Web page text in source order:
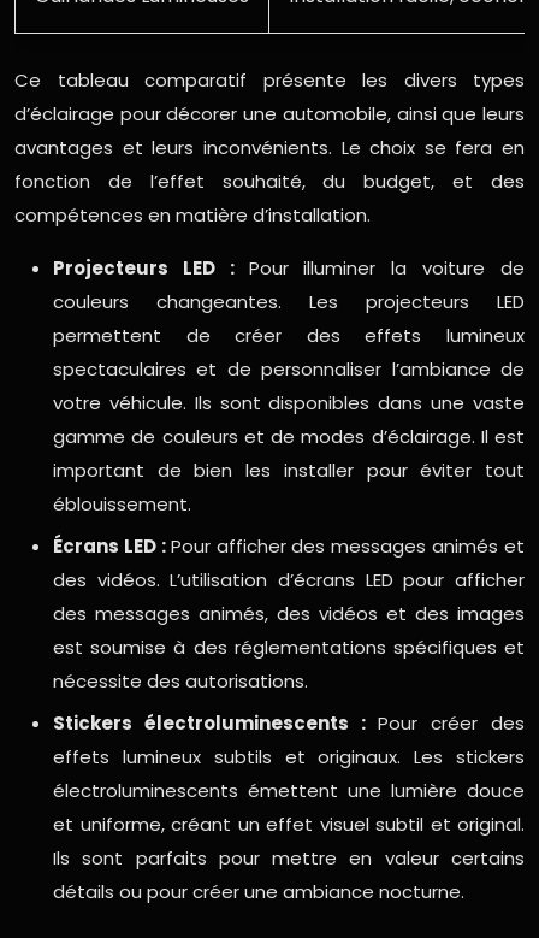
Ce tableau comparatif présente les divers types
d’éclairage pour décorer une automobile, ainsi que leurs
avantages et leurs inconvénients. Le choix se fera en
fonction de l’effet souhaité, du budget, et des
compétences en matière d’installation.
Projecteurs LED : Pour illuminer la voiture de
couleurs changeantes. Les projecteurs LED
permettent de créer des effets lumineux
spectaculaires et de personnaliser l’ambiance de
votre véhicule. Ils sont disponibles dans une vaste
gamme de couleurs et de modes d’éclairage. Il est
important de bien les installer pour éviter tout
éblouissement.
Écrans LED :Pour afficher des messages animés et
des vidéos. L’utilisation d’écrans LED pour afficher
des messages animés, des vidéos et des images
est soumise à des réglementations spécifiques et
nécessite des autorisations.
Stickers électroluminescents : Pour créer des
effets lumineux subtils et originaux. Les stickers
électroluminescents émettent une lumière douce
et uniforme, créant un effet visuel subtil et original.
Ils sont parfaits pour mettre en valeur certains
détails ou pour créer une ambiance nocturne.